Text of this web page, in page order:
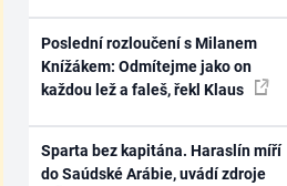
Poslední rozloučení s Milanem
Knížákem: Odmítejme jako on
každou lež a faleš, řekl Klaus
Sparta bez kapitána. Haraslín míří
do Saúdské Arábie, uvádí zdroje